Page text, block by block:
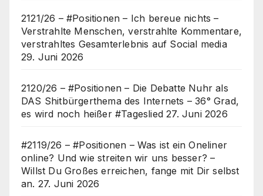
2121/26 – #Positionen – Ich bereue nichts –
Verstrahlte Menschen, verstrahlte Kommentare,
verstrahltes Gesamterlebnis auf Social media
29. Juni 2026
2120/26 – #Positionen – Die Debatte Nuhr als
DAS Shitbürgerthema des Internets – 36° Grad,
es wird noch heißer #Tageslied 27. Juni 2026
#2119/26 – #Positionen – Was ist ein Oneliner
online? Und wie streiten wir uns besser? –
Willst Du Großes erreichen, fange mit Dir selbst
an. 27. Juni 2026